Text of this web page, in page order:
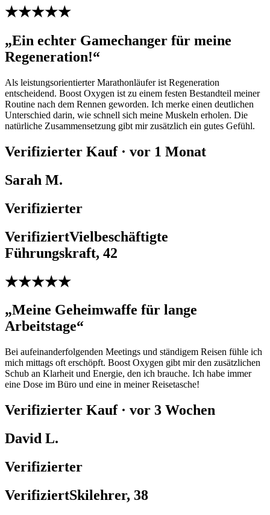
★★★★★
„Ein echter Gamechanger für meine
Regeneration!“
Als leistungsorientierter Marathonläufer ist Regeneration
entscheidend. Boost Oxygen ist zu einem festen Bestandteil meiner
Routine nach dem Rennen geworden. Ich merke einen deutlichen
Unterschied darin, wie schnell sich meine Muskeln erholen. Die
natürliche Zusammensetzung gibt mir zusätzlich ein gutes Gefühl.
Verifizierter Kauf · vor 1 Monat
Sarah M.
Verifizierter
VerifiziertVielbeschäftigte
Führungskraft, 42
★★★★★
„Meine Geheimwaffe für lange
Arbeitstage“
Bei aufeinanderfolgenden Meetings und ständigem Reisen fühle ich
mich mittags oft erschöpft. Boost Oxygen gibt mir den zusätzlichen
Schub an Klarheit und Energie, den ich brauche. Ich habe immer
eine Dose im Büro und eine in meiner Reisetasche!
Verifizierter Kauf · vor 3 Wochen
David L.
Verifizierter
VerifiziertSkilehrer, 38